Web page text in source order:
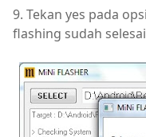
9. Tekan yes pada
flashing sudah selesai